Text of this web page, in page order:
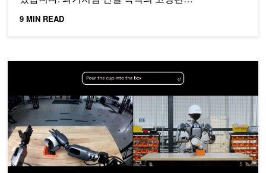
9 MIN READ
월드 파운데이션 모델로 생성된 합성 궤적 데이터로 로봇 학습 강